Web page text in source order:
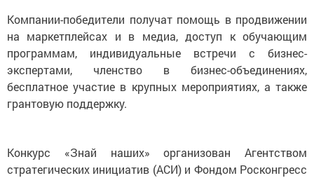
Компании-победители получат помощь в продвижении
на маркетплейсах и в медиа, доступ к обучающим
программам, индивидуальные встречи с бизнес-
экспертами, членство в бизнес-объединениях,
бесплатное участие в крупных мероприятиях, а также
грантовую поддержку.
Конкурс «Знай наших» организован Агентством
стратегических инициатив (АСИ) и Фондом Росконгресс